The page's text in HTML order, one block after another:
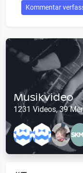
Kommentar
Musikvideo
1231 Videos, 39